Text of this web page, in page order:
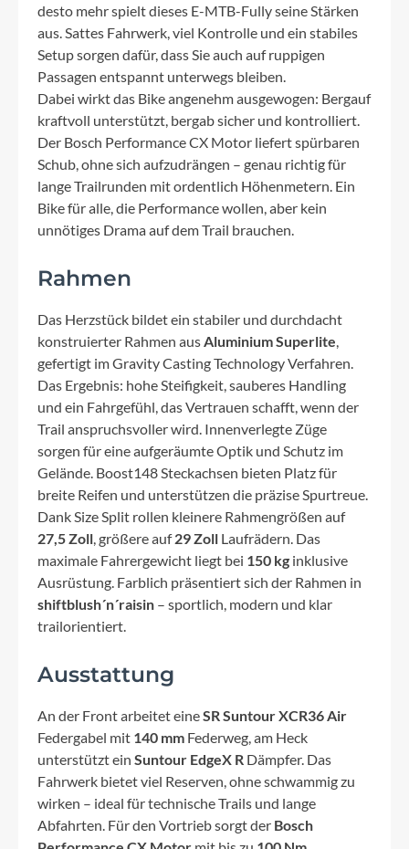
desto mehr spielt dieses E-MTB-Fully seine Stärken
aus. Sattes Fahrwerk, viel Kontrolle und ein stabiles
Setup sorgen dafür, dass Sie auch auf ruppigen
Passagen entspannt unterwegs bleiben.
Dabei wirkt das Bike angenehm ausgewogen: Bergauf
kraftvoll unterstützt, bergab sicher und kontrolliert.
Der Bosch Performance CX Motor liefert spürbaren
Schub, ohne sich aufzudrängen – genau richtig für
lange Trailrunden mit ordentlich Höhenmetern. Ein
Bike für alle, die Performance wollen, aber kein
unnötiges Drama auf dem Trail brauchen.
Rahmen
Das Herzstück bildet ein stabiler und durchdacht
konstruierter Rahmen ausAluminium Superlite,
gefertigt im Gravity Casting Technology Verfahren.
Das Ergebnis: hohe Steifigkeit, sauberes Handling
und ein Fahrgefühl, das Vertrauen schafft, wenn der
Trail anspruchsvoller wird. Innenverlegte Züge
sorgen für eine aufgeräumte Optik und Schutz im
Gelände. Boost148 Steckachsen bieten Platz für
breite Reifen und unterstützen die präzise Spurtreue.
Dank Size Split rollen kleinere Rahmengrößen auf
27,5 Zoll, größere auf29 Zoll Laufrädern. Das
maximale Fahrergewicht liegt bei 150 kg inklusive
Ausrüstung. Farblich präsentiert sich der Rahmen in
shiftblush´n´raisin – sportlich, modern und klar
trailorientiert.
Ausstattung
An der Front arbeitet eineSR Suntour XCR36 Air
Federgabel mit 140 mm Federweg, am Heck
unterstützt ein Suntour EdgeX R Dämpfer. Das
Fahrwerk bietet viel Reserven, ohne schwammig zu
wirken – ideal für technische Trails und lange
Abfahrten. Für den Vortrieb sorgt der Bosch